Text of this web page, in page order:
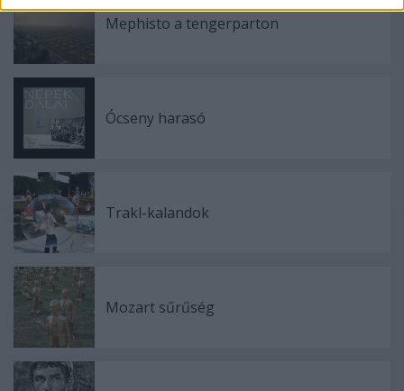
Mephisto a tengerparton
Ócseny harasó
Trakl-kalandok
Mozart sűrűség